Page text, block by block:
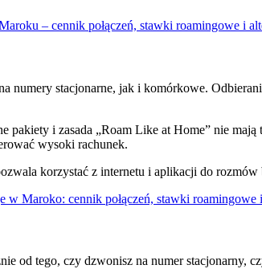
– cennik połączeń, stawki roamingowe i
numery stacjonarne, jak i komórkowe.
i zasada „Roam Like at Home” nie
wysoki rachunek.
korzystać z internetu i aplikacji do
w Maroko: cennik połączeń, stawki roamingowe
od tego, czy dzwonisz na numer stacjonarny,